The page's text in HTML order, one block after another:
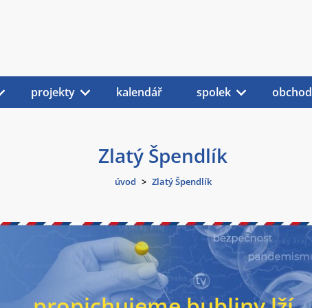
Zlatý Špendlík
úvod > Zlatý Špendlík
projekty kalendář spolek obchod